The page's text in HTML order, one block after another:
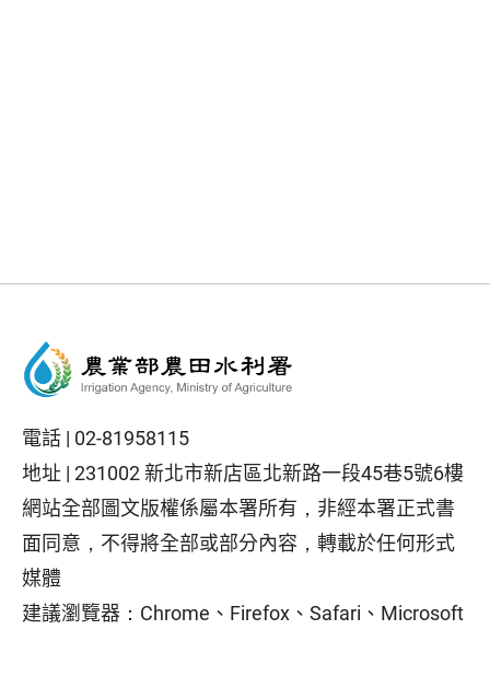
電話 | 02-81958115
地址 | 231002 新北市新店區北新路一段45巷5號6樓
網站全部圖文版權係屬本署所有，非經本署正式書
面同意，不得將全部或部分內容，轉載於任何形式
媒體
建議瀏覽器：Chrome、Firefox、Safari、Microsoft